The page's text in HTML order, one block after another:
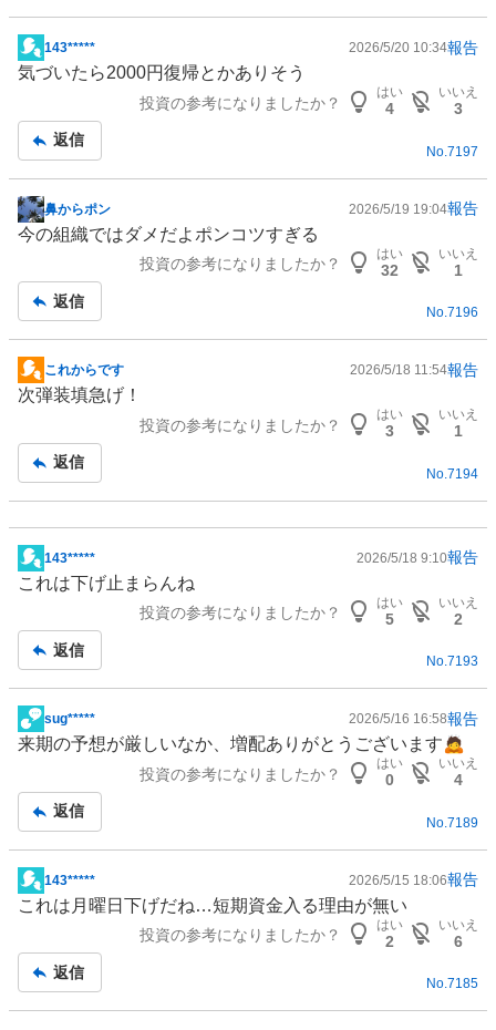
掲
示
事
143***** 2026/5/20 10:34報告
気づいたら2000円復帰とかありそう
投資の参考になりましたか？
はい
4
いいえ
3
返信
No. 7197
掲
示
事
鼻からポン 2026/5/19 19:04報告
今の組織ではダメだよポンコツすぎる
投資の参考になりましたか？
はい
32
いいえ
1
返信
No.7196
掲
示
事
これからです 2026/5/18 11:54報告
次弾装填急げ！
投資の参考になりましたか？
はい
3
いいえ
1
返信
No. 7194
掲
示
事
143***** 2026/5/18 9:10報告
これは下げ止まらんね
投資の参考になりましたか？
はい
5
いいえ
2
返信
No.7193
掲
示
事
sug***** 2026/5/16 16:58報告
来期の予想が厳しいなか、増配ありがとうございます🙇
投資の参考になりましたか？
はい
0
いいえ
4
返信
No. 7189
掲
示
事
143***** 2026/5/15 18:06報告
これは月曜日下げだね…短期資金入る理由が無い
投資の参考になりましたか？
はい
2
いいえ
6
返信
No.7185